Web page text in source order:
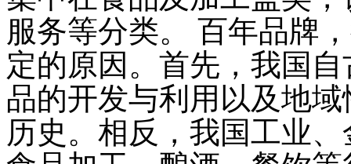
服务等分类。
百年品牌
定的原因。首先，我国
品的开发与利用以及地
历史。相反，我国工业